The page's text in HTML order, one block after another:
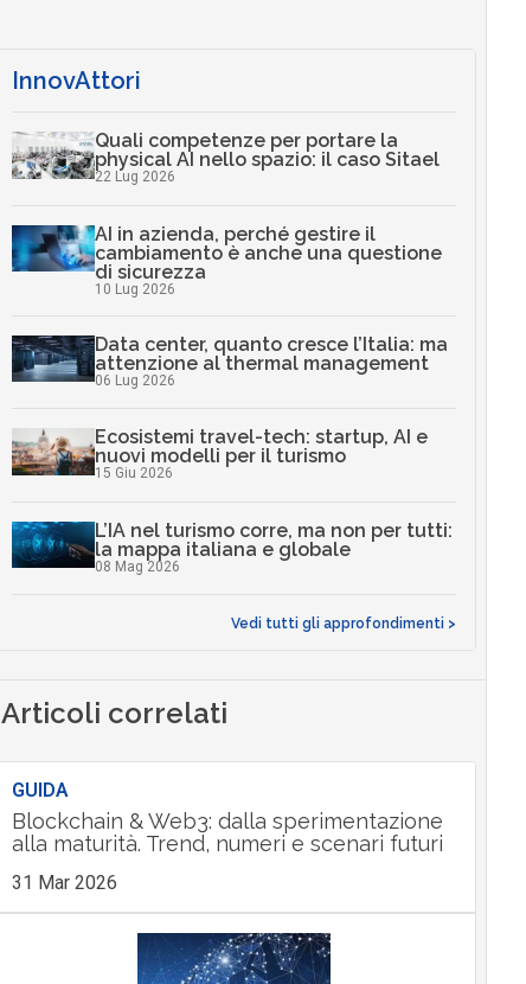
InnovAttori
Quali competenze per portare la
physical AI nello spazio: il caso Sitael
22 Lug 2026
AI in azienda, perché gestire il
cambiamento è anche una questione
di sicurezza
10 Lug 2026
Data center, quanto cresce l’Italia: ma
attenzione al thermal management
06 Lug 2026
Ecosistemi travel-tech: startup, AI e
nuovi modelli per il turismo
15 Giu 2026
L’IA nel turismo corre, ma non per tutti:
la mappa italiana e globale
08 Mag 2026
Vedi tutti gli approfondimenti >
Articoli correlati
GUIDA
Blockchain & Web3: dalla sperimentazione
alla maturità. Trend, numeri e scenari futuri
31 Mar 2026